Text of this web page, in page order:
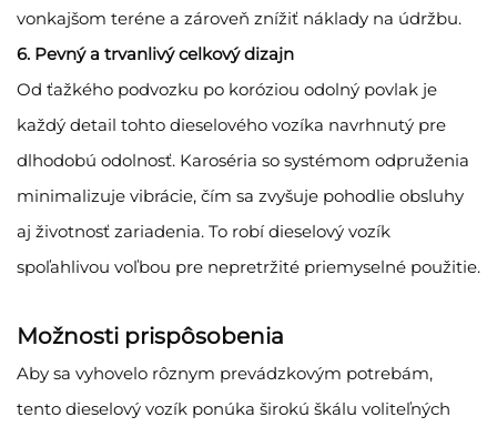
vonkajšom teréne a zároveň znížiť náklady na údržbu.
6. Pevný a trvanlivý celkový dizajn
Od ťažkého podvozku po koróziou odolný povlak je
každý detail tohto dieselového vozíka navrhnutý pre
dlhodobú odolnosť. Karoséria so systémom odpruženia
minimalizuje vibrácie, čím sa zvyšuje pohodlie obsluhy
aj životnosť zariadenia. To robí dieselový vozík
spoľahlivou voľbou pre nepretržité priemyselné použitie.
Možnosti prispôsobenia
Aby sa vyhovelo rôznym prevádzkovým potrebám,
tento dieselový vozík ponúka širokú škálu voliteľných